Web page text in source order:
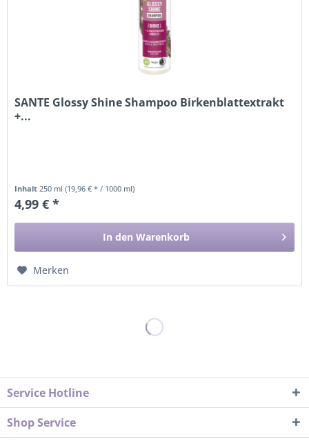
SANTE Glossy Shine Shampoo Birkenblattextrakt
+...
Inhalt250 ml(19,96 € * / 1000 ml)
4,99 € *
In den Warenkorb
Merken
Service Hotline
Shop Service